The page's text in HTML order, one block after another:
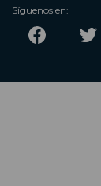
Síguenos en: